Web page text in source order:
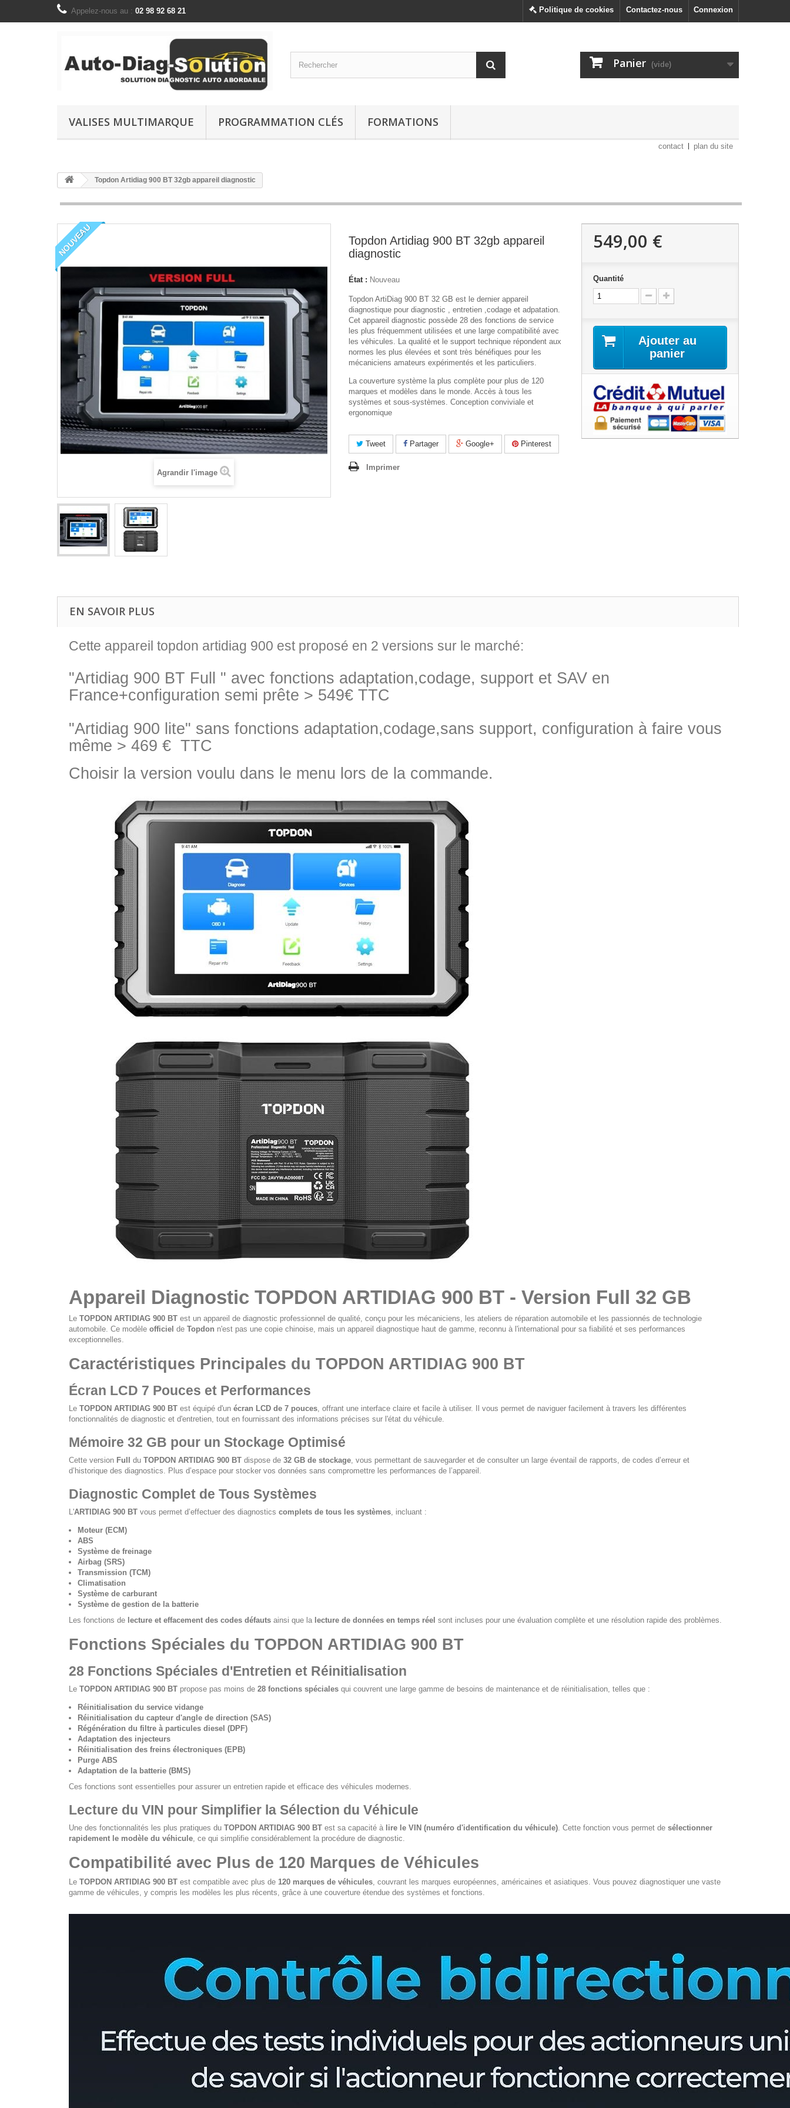
Connexion
Contactez-nous
Politique de cookies
Appelez-nous au : 02 98 92 68 21
Panier (vide)
VALISES MULTIMARQUE PROGRAMMATION CLÉS FORMATIONS
contact plan du site
Topdon Artidiag 900 BT 32gb appareil diagnostic
NOUVEAU
Agrandir l'image
Topdon Artidiag 900 BT 32gb appareil
diagnostic
État : Nouveau
Topdon ArtiDiag 900 BT 32 GB est le dernier appareil
diagnostique pour diagnostic , entretien ,codage et adpatation.
Cet appareil diagnostic possède 28 des fonctions de service
les plus fréquemment utilisées et une large compatibilité avec
les véhicules. La qualité et le support technique répondent aux
normes les plus élevées et sont très bénéfiques pour les
mécaniciens amateurs expérimentés et les particuliers.
La couverture système la plus complète pour plus de 120
marques et modèles dans le monde. Accès à tous les
systèmes et sous-systèmes. Conception conviviale et
ergonomique
Tweet Partager Google+ Pinterest
Imprimer
549,00 €
Quantité
Ajouter au
panier
EN SAVOIR PLUS
Cette appareil topdon artidiag 900 est proposé en 2 versions sur le marché:
"Artidiag 900 BT Full " avec fonctions adaptation,codage, support et SAV en
France+configuration semi prête > 549€ TTC
"Artidiag 900 lite" sans fonctions adaptation,codage,sans support, configuration à faire vous
même > 469 € TTC
Choisir la version voulu dans le menu lors de la commande.
Appareil Diagnostic TOPDON ARTIDIAG 900 BT - Version Full 32 GB
Le TOPDON ARTIDIAG 900 BT est un appareil de diagnostic professionnel de qualité, conçu pour les mécaniciens, les ateliers de réparation automobile et les passionnés de technologie
automobile. Ce modèle officiel de Topdon n'est pas une copie chinoise, mais un appareil diagnostique haut de gamme, reconnu à l'international pour sa fiabilité et ses performances
exceptionnelles.
Caractéristiques Principales du TOPDON ARTIDIAG 900 BT
Écran LCD 7 Pouces et Performances
Le TOPDON ARTIDIAG 900 BT est équipé d'un écran LCD de 7 pouces , offrant une interface claire et facile à utiliser. Il vous permet de naviguer facilement à travers les différentes
fonctionnalités de diagnostic et d'entretien, tout en fournissant des informations précises sur l'état du véhicule.
Mémoire 32 GB pour un Stockage Optimisé
Cette version Full du TOPDON ARTIDIAG 900 BT dispose de 32 GB de stockage , vous permettant de sauvegarder et de consulter un large éventail de rapports, de codes d’erreur et
d’historique des diagnostics. Plus d’espace pour stocker vos données sans compromettre les performances de l’appareil.
Diagnostic Complet de Tous Systèmes
L'ARTIDIAG 900 BT vous permet d’effectuer des diagnostics complets de tous les systèmes , incluant :
Moteur (ECM)
ABS
Système de freinage
Airbag (SRS)
Transmission (TCM)
Climatisation
Système de carburant
Système de gestion de la batterie
Les fonctions de lecture et effacement des codes défauts ainsi que la lecture de données en temps réel sont incluses pour une évaluation complète et une résolution rapide des problèmes.
Fonctions Spéciales du TOPDON ARTIDIAG 900 BT
28 Fonctions Spéciales d'Entretien et Réinitialisation
Le TOPDON ARTIDIAG 900 BT propose pas moins de 28 fonctions spéciales qui couvrent une large gamme de besoins de maintenance et de réinitialisation, telles que :
Réinitialisation du service vidange
Réinitialisation du capteur d'angle de direction (SAS)
Régénération du filtre à particules diesel (DPF)
Adaptation des injecteurs
Réinitialisation des freins électroniques (EPB)
Purge ABS
Adaptation de la batterie (BMS)
Ces fonctions sont essentielles pour assurer un entretien rapide et efficace des véhicules modernes.
Lecture du VIN pour Simplifier la Sélection du Véhicule
Une des fonctionnalités les plus pratiques du TOPDON ARTIDIAG 900 BT est sa capacité à lire le VIN (numéro d'identification du véhicule) . Cette fonction vous permet de sélectionner
rapidement le modèle du véhicule , ce qui simplifie considérablement la procédure de diagnostic.
Compatibilité avec Plus de 120 Marques de Véhicules
Le TOPDON ARTIDIAG 900 BT est compatible avec plus de 120 marques de véhicules , couvrant les marques européennes, américaines et asiatiques. Vous pouvez diagnostiquer une vaste
gamme de véhicules, y compris les modèles les plus récents, grâce à une couverture étendue des systèmes et fonctions.